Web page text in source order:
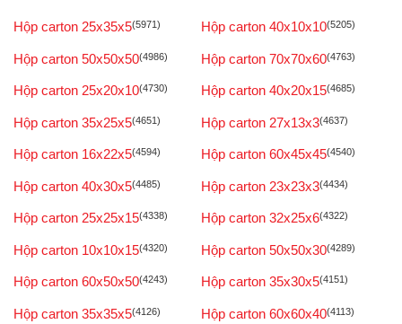
Hộp carton 25x35x5(5971) Hộp carton 40x10x10(5205)
Hộp carton 50x50x50(4986) Hộp carton 70x70x60(4763)
Hộp carton 25x20x10(4730) Hộp carton 40x20x15(4685)
Hộp carton 35x25x5(4651) Hộp carton 27x13x3(4637)
Hộp carton 16x22x5(4594) Hộp carton 60x45x45(4540)
Hộp carton 40x30x5(4485) Hộp carton 23x23x3(4434)
Hộp carton 25x25x15(4338) Hộp carton 32x25x6(4322)
Hộp carton 10x10x15(4320) Hộp carton 50x50x30(4289)
Hộp carton 60x50x50(4243) Hộp carton 35x30x5(4151)
Hộp carton 35x35x5(4126) Hộp carton 60x60x40(4113)